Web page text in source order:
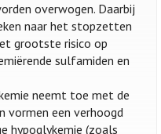
overwogen. Daarbij
naar het stopzetten
grootste risico op
sulfamiden en
neemt toe met de
vormen een verhoogd
hypoglykemie (zoals